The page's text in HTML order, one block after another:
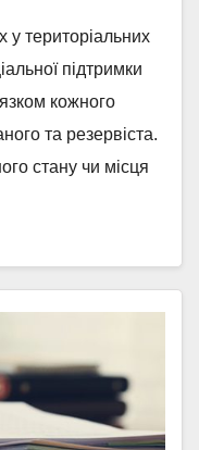
територіальних
підтримки
кожного
та резервіста.
стану чи місця